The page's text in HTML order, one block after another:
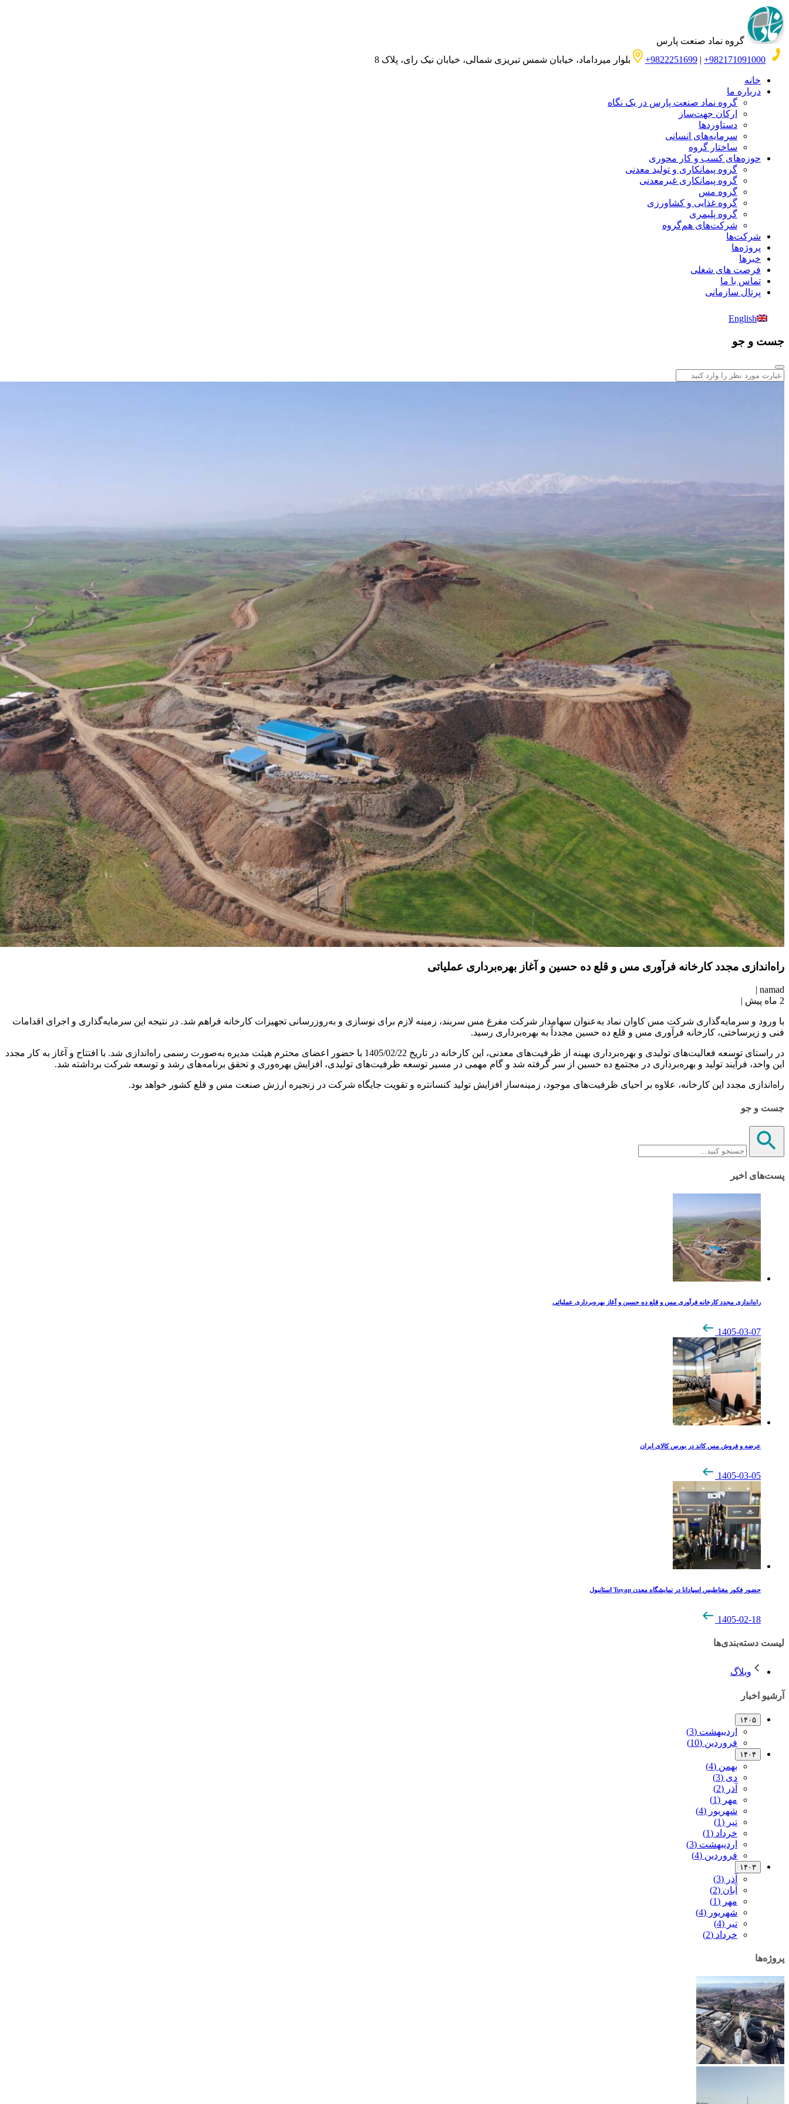
گروه نماد صنعت پارس
982171091000+
|
9822251699+ بلوار میرداماد، خیابان شمس تبریزی شمالی، خیابان نیک رای، پلاک 8
خانه
درباره ما
گروه نماد صنعت پارس در یک نگاه
ارکان جهت‌ساز
دستاوردها
سرمایه‌های انسانی
ساختار گروه
حوزه‌های کسب‌ و‌ کار محوری
گروه پیمانکاری و تولید معدنی
گروه پیمانکاری غیرمعدنی
گروه مس
گروه غذایی و کشاورزی
گروه پلیمری
شرکت‌های هم‌گروه
شرکت‌ها
پروژه‌ها
خبرها
فرصت های شغلی
تماس با ما
پرتال سازمانی
English
جست و جو
راه‌اندازی مجدد کارخانه فرآوری مس و قلع ده حسین و آغاز بهره‌برداری عملیاتی
namad
|
2 ماه پیش
|
با ورود و سرمایه‌گذاری شرکت مس کاوان نماد به‌عنوان سهامدار شرکت مفرغ مس سربند، زمینه لازم برای نوسازی و به‌روزرسانی تجهیزات کارخانه فراهم شد. در نتیجه این سرمایه‌گذاری و اجرای اقدامات
فنی و زیرساختی، کارخانه فرآوری مس و قلع ده حسین مجدداً به بهره‌برداری رسید.
در راستای توسعه فعالیت‌های تولیدی و بهره‌برداری بهینه از ظرفیت‌های معدنی، این کارخانه در تاریخ 1405/02/22 با حضور اعضای محترم هیئت‌ مدیره به‌صورت رسمی راه‌اندازی شد. با افتتاح و آغاز به کار مجدد
این واحد، فرآیند تولید و بهره‌برداری در مجتمع ده حسین از سر گرفته شد و گام مهمی در مسیر توسعه ظرفیت‌های تولیدی، افزایش بهره‌وری و تحقق برنامه‌های رشد و توسعه شرکت برداشته شد.
راه‌اندازی مجدد این کارخانه، علاوه بر احیای ظرفیت‌های موجود، زمینه‌ساز افزایش تولید کنسانتره و تقویت جایگاه شرکت در زنجیره ارزش صنعت مس و قلع کشور خواهد بود.
جست و جو
پست‌های اخیر
راه‌اندازی مجدد کارخانه فرآوری مس و قلع ده حسین و آغاز بهره‌برداری عملیاتی
1405-03-07
عرضه و فروش مس کاتد در بورس کالای ایران
1405-03-05
حضور فکور مغناطیس اسپادانا در نمایشگاه معدن Tuyap استانبول
1405-02-18
لیست دسته‌بندی‌ها
وبلاگ
آرشیو اخبار
۱۴۰۵
اردیبهشت (3)
فروردین (10)
۱۴۰۴
بهمن (4)
دی (3)
آذر (2)
مهر (1)
شهریور (4)
تیر (1)
خرداد (1)
اردیبهشت (3)
فروردین (4)
۱۴۰۳
آذر (3)
آبان (2)
مهر (1)
شهریور (4)
تیر (4)
خرداد (2)
پروژه‌ها